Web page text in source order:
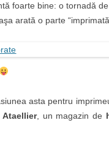
foarte bine: o tornadă
arată o parte
asta pentru
Ataellier, un magazin de